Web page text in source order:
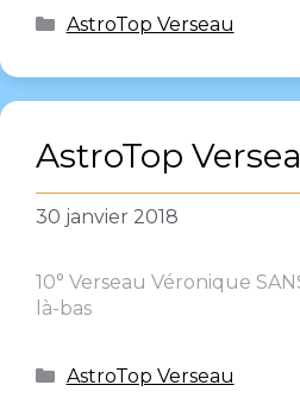
AstroTop Verseau
AstroTop
30 janvier 2018
10° Verseau Véronique
là-bas
AstroTop Verseau